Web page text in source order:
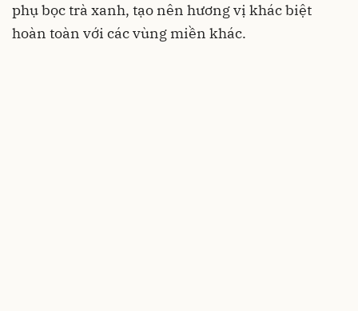
phụ bọc trà xanh, tạo nên hương vị khác biệt
hoàn toàn với các vùng miền khác.